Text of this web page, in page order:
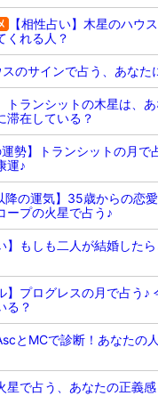
【相性占い】木星のハウ
くれる人？
スのサインで占う、あなた
トランシットの木星は、
滞在している？
勢】トランシットの月で
運♪
の運気】35歳からの恋愛
ープの火星で占う♪
】もしも二人が結婚した
】プログレスの月で占う♪
る？
とMCで診断！あなたの
星で占う、あなたの正義